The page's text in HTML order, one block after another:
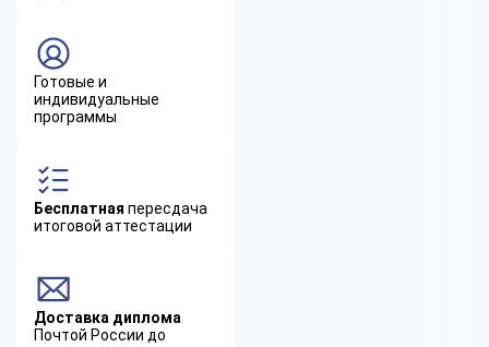
Готовые и
индивидуальные
программы
Бесплатная пересдача
итоговой аттестации
Доставка диплома
Почтой России до